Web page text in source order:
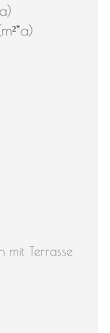
mit Terrasse